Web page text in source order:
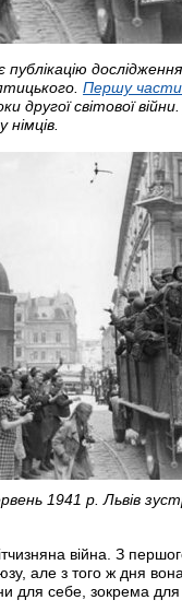
публікацію
Першу
другої світової
1941 р. Львів
війна. З
але з того ж дня
для себе, зокрема